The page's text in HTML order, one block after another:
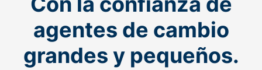
agentes de cambio
grandes y pequeños.